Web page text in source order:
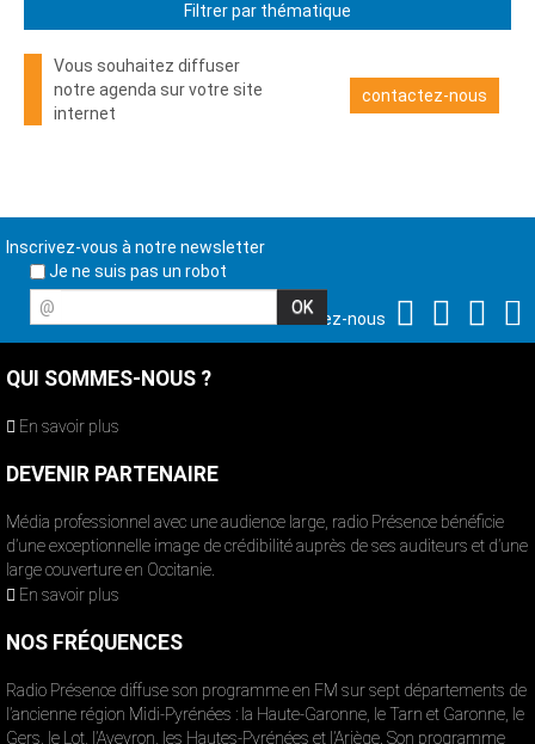
Filtrer par thématique
Vous souhaitez diffuser
notre agenda sur votre site
internet
contactez-nous
Inscrivez-vous à notre newsletter
Je ne suis pas un robot
@
Suivez-nous
QUI SOMMES-NOUS ?
En savoir plus
DEVENIR PARTENAIRE
Média professionnel avec une audience large, radio Présence bénéficie
d’une exceptionnelle image de crédibilité auprès de ses auditeurs et d’une
large couverture en Occitanie.
En savoir plus
NOS FRÉQUENCES
Radio Présence diffuse son programme en FM sur sept départements de
l’ancienne région Midi-Pyrénées : la Haute-Garonne, le Tarn et Garonne, le
Gers, le Lot, l’Aveyron, les Hautes-Pyrénées et l’Ariège. Son programme